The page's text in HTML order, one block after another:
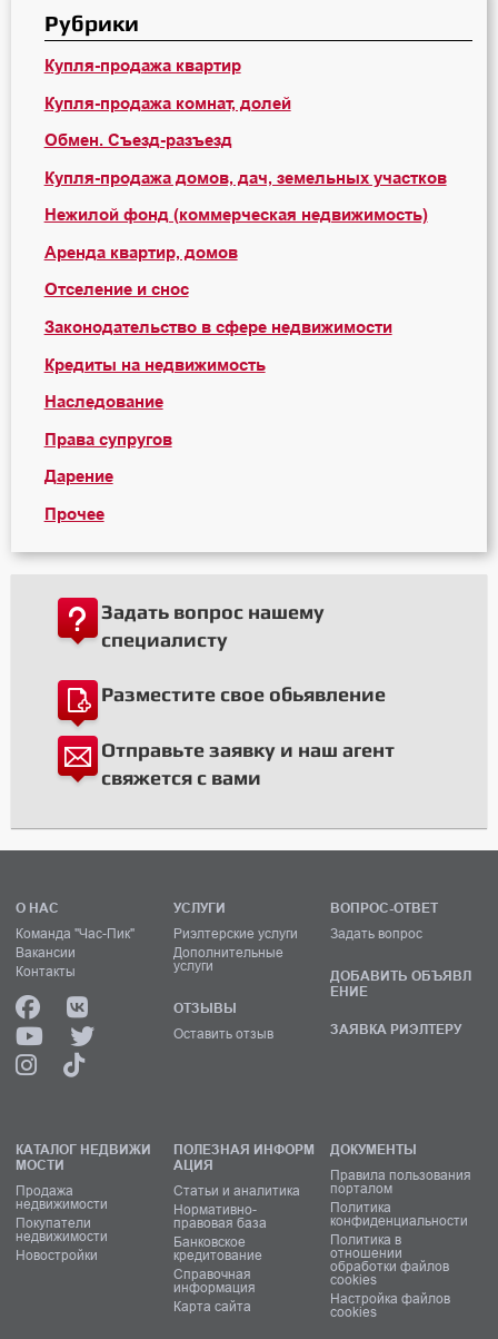
Рубрики
Купля-продажа квартир
Купля-продажа комнат, долей
Обмен. Съезд-разъезд
Купля-продажа домов, дач, земельных участков
Нежилой фонд (коммерческая недвижимость)
Аренда квартир, домов
Отселение и снос
Законодательство в сфере недвижимости
Кредиты на недвижимость
Наследование
Права супругов
Дарение
Прочее
Задать вопрос нашему
специалисту
Разместите свое обьявление
Отправьте заявку и наш агент
свяжется с вами
О НАС
Команда "Час-Пик"
Вакансии
Контакты
УСЛУГИ
Риэлтерские услуги
Дополнительные
услуги
ОТЗЫВЫ
Оставить отзыв
ВОПРОС-ОТВЕТ
Задать вопрос
ДОБАВИТЬ ОБЪЯВЛ
ЕНИЕ
ЗАЯВКА РИЭЛТЕРУ
КАТАЛОГ НЕДВИЖИ
МОСТИ
Продажа
недвижимости
Покупатели
недвижимости
Новостройки
ПОЛЕЗНАЯ ИНФОРМ
АЦИЯ
Статьи и аналитика
Нормативно-
правовая база
Банковское
кредитование
Справочная
информация
Карта сайта
ДОКУМЕНТЫ
Правила пользования
порталом
Политика
конфиденциальности
Политика в
отношении
обработки файлов
cookies
Настройка файлов
cookies